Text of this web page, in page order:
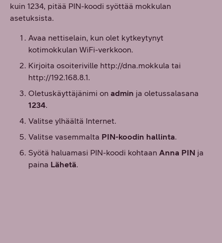
kuin 1234, pitää PIN-koodi syöttää mokkulan
asetuksista.
Avaa nettiselain, kun olet kytkeytynyt
kotimokkulan WiFi-verkkoon.
Kirjoita osoiteriville http://dna.mokkula tai
http://192.168.8.1.
Oletuskäyttäjänimi on admin ja oletussalasana
1234.
Valitse ylhäältä Internet.
Valitse vasemmalta PIN-koodin hallinta.
Syötä haluamasi PIN-koodi kohtaan Anna PIN ja
paina Lähetä.